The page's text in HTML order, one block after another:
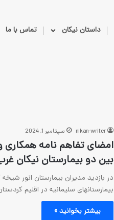
داستان نیکان تماس با ما
nikan-writer سپتامبر 1, 2024
امضای تفاهم نامه همکاری
بین دو بیمارستان نیکان
در بازدید مدیران بیمارستان انور
بیمارستانهای سلیمانیه در اقلیم
بیشتر بخوانید »